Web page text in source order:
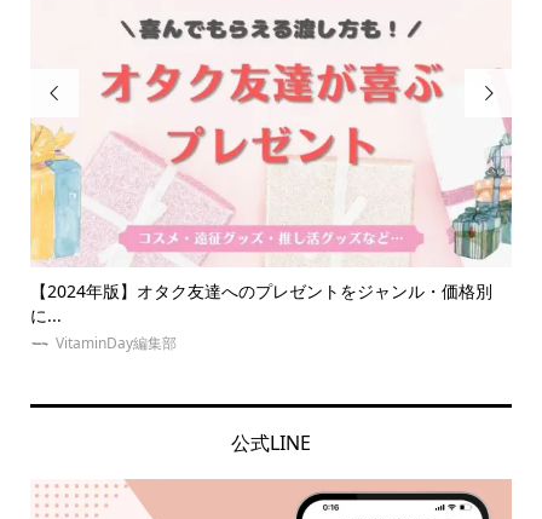

【2024年版】オタク友達へのプレゼントをジャンル・価格別
に...
VitaminDay編集部

公式LINE